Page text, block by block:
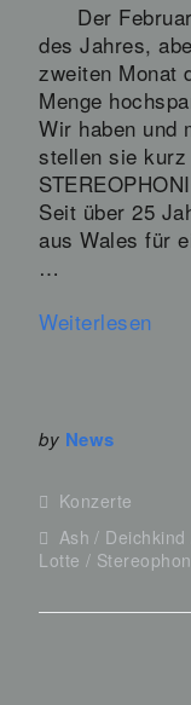
Der
des Jahres,
zweiten Monat
Menge
Wir haben und
stellen sie
Seit über 25
aus Wales für
…
Weiterlesen
by News
Konzerte
Ash
Deichkind
Lotte